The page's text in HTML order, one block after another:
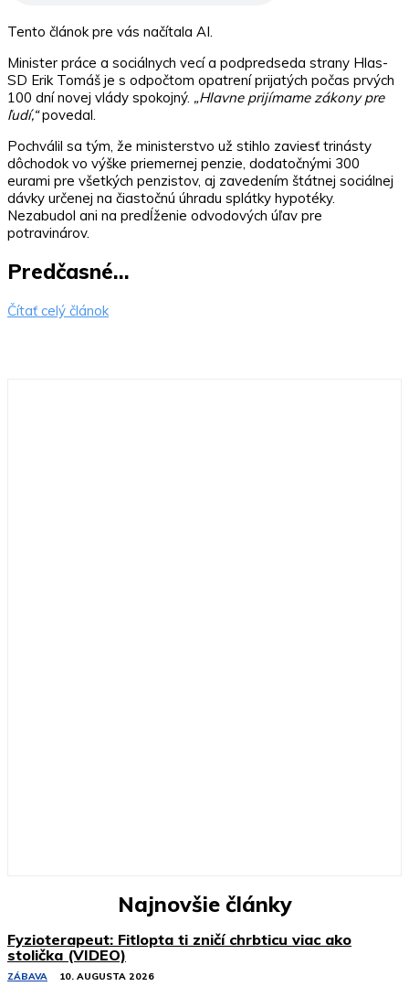
Tento článok pre vás načítala AI.
Minister práce a sociálnych vecí a podpredseda strany Hlas-
SD Erik Tomáš je s odpočtom opatrení prijatých počas prvých
100 dní novej vlády spokojný. „Hlavne prijímame zákony pre
ľudí,“povedal.
Pochválil sa tým, že ministerstvo už stihlo zaviesť trinásty
dôchodok vo výške priemernej penzie, dodatočnými 300
eurami pre všetkých penzistov, aj zavedením štátnej sociálnej
dávky určenej na čiastočnú úhradu splátky hypotéky.
Nezabudol ani na predĺženie odvodových úľav pre
potravinárov.
Predčasné…
Čítať celý článok
Najnovšie články
Fyzioterapeut: Fitlopta ti zničí chrbticu viac ako
stolička (VIDEO)
ZÁBAVA 10. AUGUSTA 2026